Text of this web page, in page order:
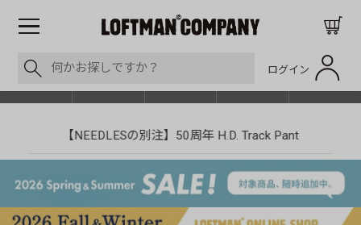
ログイン
SHOP LIST
【NEEDLESの別注】50周年 H.D. Track Pant